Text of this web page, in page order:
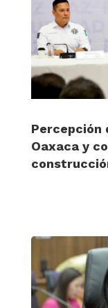
Percepción
Oaxaca y